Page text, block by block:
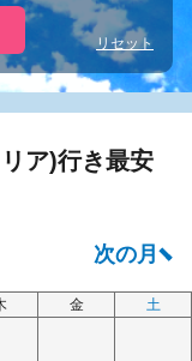
リセット
ア)行き最安
金 土